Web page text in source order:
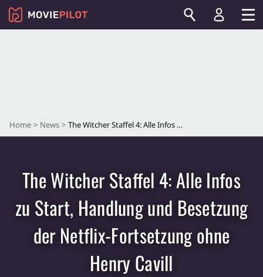
Home News The Witcher Staffel 4: Alle Infos zu Start, Handlung und Besetzung der Netflix-Fortsetzung ohne Henry Cavill
The Witcher Staffel 4: Alle Infos
zu Start, Handlung und Besetzung
der Netflix-Fortsetzung ohne
Henry Cavill